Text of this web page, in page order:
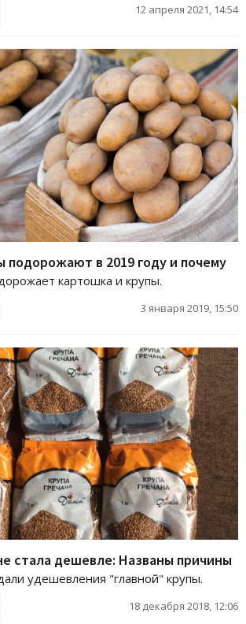
12 апреля 2021, 14:54
подорожают в 2019 году и почему
картошка и крупы.
3 января 2019, 15:50
стала дешевле: Названы причины
удешевления "главной" крупы.
18 декабря 2018, 12:06